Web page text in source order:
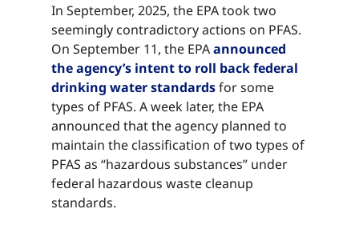
In September, 2025, the EPA took two
seemingly contradictory actions on PFAS.
On September 11, the EPA ​​​​‌ ‍ ​‍​‍‌‍ ‌ ​‍‌‍‍‌‌‍‌ ‌‍‍‌‌‍ ‍​‍​‍​ ‍‍​‍​‍‌ ​ ‌‍​‌‌‍ ‍‌‍‍‌‌ ‌​‌ ‍‌​‍ ‍‌‍‍‌‌‍ ​‍​‍​‍ ​​‍​‍‌‍‍​‌ ​‍‌‍‌‌‌‍‌‍​‍​‍​ ‍‍​‍​‍‌‍‍​‌ ‌​‌ ‌​‌ ​​‌ ​ ​ ‍‍​‍ ​‍ ‌‍​ ‌‍ ‌‌ ​ ​‍ ‍‌‍ ‌‌‍​‌‌‍‍‌‌‍ ‍​‍ ‍​ ​‍​ ​​​ ​‍​ ‌​‌ ​‍‌‍‌‌‌‍‌​‌‍‌‌‌ ​ ‌‍‍‌‌‍‌ ‌‍ ‍​‍ ‍‌ ​‍‌‍‍‌‌ ‌‍‌‍‌‌‌ ​‍‌‍‍ ‌‍‌‌‌‍‌‌‌ ​​‌‍‌‌‌ ​‍​‍ ‍‌‍ ‌ ​‍‌‍‌ ​‍ ‌‍‍‌‌‍ ‍‌ ‌​‌‍‌‌‌‍ ‍‌ ‌​​‍ ‌‍‌‌‌‍‌​‌‍‍‌‌ ‌​​‍ ‌‍ ‌‌‍ ‌‍‌​‌‍‌‌​ ‌‌ ​​‌ ​‍‌‍‌‌‌ ​ ‌‍‌‌‌‍ ‍‌ ‌​‌‍​‌‌ ‌​‌‍‍‌‌‍ ‌‍ ‍​ ‍ ‌‍‍‌‌‍‌​​ ‌‌‍​ ​ ​‍‌‍‌‍​ ​​​ ​‌‌‍​ ​ ‌ ​ ‌ ​‍ ‌‌‍​‍​ ‌​​ ​‌‌‍​‌​‍ ‌​ ‌​​ ‌​‌‍​‌​ ‌​​‍ ‌‌‍​‌​ ​​‌‍​‌‌‍‌‌​‍ ‌​ ‌‍​ ‌ ​ ‌‌‌‍​ ​ ‌​​ ‍​​ ‍‌​ ​‍​ ‌ ​ ​ ​ ​​​ ‌​​ ‍ ‌ ‌​‌ ‍‌‌ ​​‌‍‌‌​ ‌‌‍​‌‌ ​‍‌ ‌​‌‍‍‌‌‍​ ‌‍ ​‌‍‌‌​ ‍ ‌ ​​‌‍​‌‌ ‌​‌‍‍​​ ‌‌‍​ ‌‍ ‌‍ ‍‌ ‌​‌‍‌‌‌‍ ‍‌ ‌​​‍‌‌​ ‌‌‌​​‍‌‌ ‌‍‍ ‌‍‌‌‌ ‍‌​‍‌‌​ ​ ‌​‌​​‍‌‌​ ​ ‌​‌​​‍‌‌​ ​‍​ ​‍​ ​‍​ ​‌‌‍‌‌‌‍‌‌​ ​ ​ ‍‌​ ‌ ‌‍‌‌​ ‌ ​ ‍​‌‍‌‌​ ‌​​‍‌‌​ ​‍​ ​‍​‍‌‌​ ‌‌‌​‌​​‍ ‍‌‍​ ‌‍‍​‌‍‍‌‌‍ ​‌‍‌​‌ ​‍‌‍‌‌‌‍ ‍​‍‌‌​ ‌‌‌​​‍‌‌ ‌‍‍ ‌‍‌‌‌ ‍‌​‍‌‌​ ​ ‌​‌​​‍‌‌​ ​ ‌​‌​​‍‌‌​ ​‍​ ​‍‌‍‌‌‌‍‌‌​ ‍​‌‍‌‍​ ​‌​ ‍‌‌‍‌‍‌‍‌‌‌‍‌‌‌‍​ ‌‍‌​​ ​ ​‍‌‌​ ​‍​ ​‍​‍‌‌​ ‌‌‌​‌​​‍ ‍‌ ‌​‌‍‌‌‌ ‍​‌ ‌​​ ‌‍​‍‌‍​‌‌ ​ ‌‍‌‌‌‌‌‌‌ ​‍‌‍ ​​ ‌‌‍‍​‌ ‌​‌ ‌​‌ ​​‌ ​ ​‍‌‌​ ​ ‌​​‌​‍‌‌​ ​‍‌​‌‍​‍‌‌​ ​‍‌​‌‍‌‍​ ‌‍ ‌‌ ​ ​‍ ‍‌‍ ‌‌‍​‌‌‍‍‌‌‍ ‍​‍ ‍​ ​‍​ ​​​ ​‍​ ‌​‌ ​‍‌‍‌‌‌‍‌​‌‍‌‌‌ ​ ‌‍‍‌‌‍‌ ‌‍ ‍​‍ ‍‌ ​‍‌‍‍‌‌ ‌‍‌‍‌‌‌ ​‍‌‍‍ ‌‍‌‌‌‍‌‌‌ ​​‌‍‌‌‌ ​‍​‍ ‍‌‍ ‌ ​‍‌‍‌ ​‍‌‍‌‍‍‌‌‍‌​​ ‌‌‍​ ​ ​‍‌‍‌‍​ ​​​ ​‌‌‍​ ​ ‌ ​ ‌ ​‍ ‌‌‍​‍​ ‌​​ ​‌‌‍​‌​‍ ‌​ ‌​​ ‌​‌‍​‌​ ‌​​‍ ‌‌‍​‌​ ​​‌‍​‌‌‍‌‌​‍ ‌​ ‌‍​ ‌ ​ ‌‌‌‍​ ​ ‌​​ ‍​​ ‍‌​ ​‍​ ‌ ​ ​ ​ ​​​ ‌​​‍‌‍‌ ‌​‌ ‍‌‌ ​​‌‍‌‌​ ‌‌‍​‌‌ ​‍‌ ‌​‌‍‍‌‌‍​ ‌‍ ​‌‍‌‌​‍‌‍‌ ​​‌‍​‌‌ ‌​‌‍‍​​ ‌‌‍​ ‌‍ ‌‍ ‍‌ ‌​‌‍‌‌‌‍ ‍‌ ‌​​‍‌‌​ ‌‌‌​​‍‌‌ ‌‍‍ ‌‍‌‌‌ ‍‌​‍‌‌​ ​ ‌​‌​​‍‌‌​ ​ ‌​‌​​‍‌‌​ ​‍​ ​‍​ ​‍​ ​‌‌‍‌‌‌‍‌‌​ ​ ​ ‍‌​ ‌ ‌‍‌‌​ ‌ ​ ‍​‌‍‌‌​ ‌​​‍‌‌​ ​‍​ ​‍​‍‌‌​ ‌‌‌​‌​​‍ ‍‌‍​ ‌‍‍​‌‍‍‌‌‍ ​‌‍‌​‌ ​‍‌‍‌‌‌‍ ‍​‍‌‌​ ‌‌‌​​‍‌‌ ‌‍‍ ‌‍‌‌‌ ‍‌​‍‌‌​ ​ ‌​‌​​‍‌‌​ ​ ‌​‌​​‍‌‌​ ​‍​ ​‍‌‍‌‌‌‍‌‌​ ‍​‌‍‌‍​ ​‌​ ‍‌‌‍‌‍‌‍‌‌‌‍‌‌‌‍​ ‌‍‌​​ ​ ​‍‌‌​ ​‍​ ​‍​‍‌‌​ ‌‌‌​‌​​‍ ‍‌ ‌​‌‍‌‌‌ ‍​‌ ‌​​‍‌‍‌ ​​‌‍‌‌‌ ​‍‌ ​ ‌ ​​‌‍‌‌‌‍​ ‌ ‌​‌‍‍‌‌ ‌‍‌‍‌‌​ ‌‌ ​​‌ ‌‌‌‍​‍‌‍ ​‌‍‍‌‌ ​ ‌‍‍​‌‍‌‌‌‍‌​​‍​‍‌ ‌announced
the agency’s intent to roll back federal
drinking water standards​​​​‌ ‍ ​‍​‍‌‍ ‌ ​‍‌‍‍‌‌‍‌ ‌‍‍‌‌‍ ‍​‍​‍​ ‍‍​‍​‍‌ ​ ‌‍​‌‌‍ ‍‌‍‍‌‌ ‌​‌ ‍‌​‍ ‍‌‍‍‌‌‍ ​‍​‍​‍ ​​‍​‍‌‍‍​‌ ​‍‌‍‌‌‌‍‌‍​‍​‍​ ‍‍​‍​‍‌‍‍​‌ ‌​‌ ‌​‌ ​​‌ ​ ​ ‍‍​‍ ​‍ ‌‍​ ‌‍ ‌‌ ​ ​‍ ‍‌‍ ‌‌‍​‌‌‍‍‌‌‍ ‍​‍ ‍​ ​‍​ ​​​ ​‍​ ‌​‌ ​‍‌‍‌‌‌‍‌​‌‍‌‌‌ ​ ‌‍‍‌‌‍‌ ‌‍ ‍​‍ ‍‌ ​‍‌‍‍‌‌ ‌‍‌‍‌‌‌ ​‍‌‍‍ ‌‍‌‌‌‍‌‌‌ ​​‌‍‌‌‌ ​‍​‍ ‍‌‍ ‌ ​‍‌‍‌ ​‍ ‌‍‍‌‌‍ ‍‌ ‌​‌‍‌‌‌‍ ‍‌ ‌​​‍ ‌‍‌‌‌‍‌​‌‍‍‌‌ ‌​​‍ ‌‍ ‌‌‍ ‌‍‌​‌‍‌‌​ ‌‌ ​​‌ ​‍‌‍‌‌‌ ​ ‌‍‌‌‌‍ ‍‌ ‌​‌‍​‌‌ ‌​‌‍‍‌‌‍ ‌‍ ‍​ ‍ ‌‍‍‌‌‍‌​​ ‌‌‍​ ​ ​‍‌‍‌‍​ ​​​ ​‌‌‍​ ​ ‌ ​ ‌ ​‍ ‌‌‍​‍​ ‌​​ ​‌‌‍​‌​‍ ‌​ ‌​​ ‌​‌‍​‌​ ‌​​‍ ‌‌‍​‌​ ​​‌‍​‌‌‍‌‌​‍ ‌​ ‌‍​ ‌ ​ ‌‌‌‍​ ​ ‌​​ ‍​​ ‍‌​ ​‍​ ‌ ​ ​ ​ ​​​ ‌​​ ‍ ‌ ‌​‌ ‍‌‌ ​​‌‍‌‌​ ‌‌‍​‌‌ ​‍‌ ‌​‌‍‍‌‌‍​ ‌‍ ​‌‍‌‌​ ‍ ‌ ​​‌‍​‌‌ ‌​‌‍‍​​ ‌‌‍​ ‌‍ ‌‍ ‍‌ ‌​‌‍‌‌‌‍ ‍‌ ‌​​‍‌‌​ ‌‌‌​​‍‌‌ ‌‍‍ ‌‍‌‌‌ ‍‌​‍‌‌​ ​ ‌​‌​​‍‌‌​ ​ ‌​‌​​‍‌‌​ ​‍​ ​‍​ ​‍​ ​‌‌‍‌‌‌‍‌‌​ ​ ​ ‍‌​ ‌ ‌‍‌‌​ ‌ ​ ‍​‌‍‌‌​ ‌​​‍‌‌​ ​‍​ ​‍​‍‌‌​ ‌‌‌​‌​​‍ ‍‌‍​ ‌‍‍​‌‍‍‌‌‍ ​‌‍‌​‌ ​‍‌‍‌‌‌‍ ‍​‍‌‌​ ‌‌‌​​‍‌‌ ‌‍‍ ‌‍‌‌‌ ‍‌​‍‌‌​ ​ ‌​‌​​‍‌‌​ ​ ‌​‌​​‍‌‌​ ​‍​ ​‍​ ‌‍​ ‌​‌‍‌​​ ​‍​ ‍‌​ ‌ ​ ​ ​ ‍‌​ ‌‌​ ‌ ​ ‍​​ ‍​​‍‌‌​ ​‍​ ​‍​‍‌‌​ ‌‌‌​‌​​‍ ‍‌ ‌​‌‍‌‌‌ ‍​‌ ‌​​ ‌‍​‍‌‍​‌‌ ​ ‌‍‌‌‌‌‌‌‌ ​‍‌‍ ​​ ‌‌‍‍​‌ ‌​‌ ‌​‌ ​​‌ ​ ​‍‌‌​ ​ ‌​​‌​‍‌‌​ ​‍‌​‌‍​‍‌‌​ ​‍‌​‌‍‌‍​ ‌‍ ‌‌ ​ ​‍ ‍‌‍ ‌‌‍​‌‌‍‍‌‌‍ ‍​‍ ‍​ ​‍​ ​​​ ​‍​ ‌​‌ ​‍‌‍‌‌‌‍‌​‌‍‌‌‌ ​ ‌‍‍‌‌‍‌ ‌‍ ‍​‍ ‍‌ ​‍‌‍‍‌‌ ‌‍‌‍‌‌‌ ​‍‌‍‍ ‌‍‌‌‌‍‌‌‌ ​​‌‍‌‌‌ ​‍​‍ ‍‌‍ ‌ ​‍‌‍‌ ​‍‌‍‌‍‍‌‌‍‌​​ ‌‌‍​ ​ ​‍‌‍‌‍​ ​​​ ​‌‌‍​ ​ ‌ ​ ‌ ​‍ ‌‌‍​‍​ ‌​​ ​‌‌‍​‌​‍ ‌​ ‌​​ ‌​‌‍​‌​ ‌​​‍ ‌‌‍​‌​ ​​‌‍​‌‌‍‌‌​‍ ‌​ ‌‍​ ‌ ​ ‌‌‌‍​ ​ ‌​​ ‍​​ ‍‌​ ​‍​ ‌ ​ ​ ​ ​​​ ‌​​‍‌‍‌ ‌​‌ ‍‌‌ ​​‌‍‌‌​ ‌‌‍​‌‌ ​‍‌ ‌​‌‍‍‌‌‍​ ‌‍ ​‌‍‌‌​‍‌‍‌ ​​‌‍​‌‌ ‌​‌‍‍​​ ‌‌‍​ ‌‍ ‌‍ ‍‌ ‌​‌‍‌‌‌‍ ‍‌ ‌​​‍‌‌​ ‌‌‌​​‍‌‌ ‌‍‍ ‌‍‌‌‌ ‍‌​‍‌‌​ ​ ‌​‌​​‍‌‌​ ​ ‌​‌​​‍‌‌​ ​‍​ ​‍​ ​‍​ ​‌‌‍‌‌‌‍‌‌​ ​ ​ ‍‌​ ‌ ‌‍‌‌​ ‌ ​ ‍​‌‍‌‌​ ‌​​‍‌‌​ ​‍​ ​‍​‍‌‌​ ‌‌‌​‌​​‍ ‍‌‍​ ‌‍‍​‌‍‍‌‌‍ ​‌‍‌​‌ ​‍‌‍‌‌‌‍ ‍​‍‌‌​ ‌‌‌​​‍‌‌ ‌‍‍ ‌‍‌‌‌ ‍‌​‍‌‌​ ​ ‌​‌​​‍‌‌​ ​ ‌​‌​​‍‌‌​ ​‍​ ​‍​ ‌‍​ ‌​‌‍‌​​ ​‍​ ‍‌​ ‌ ​ ​ ​ ‍‌​ ‌‌​ ‌ ​ ‍​​ ‍​​‍‌‌​ ​‍​ ​‍​‍‌‌​ ‌‌‌​‌​​‍ ‍‌ ‌​‌‍‌‌‌ ‍​‌ ‌​​‍‌‍‌ ​​‌‍‌‌‌ ​‍‌ ​ ‌ ​​‌‍‌‌‌‍​ ‌ ‌​‌‍‍‌‌ ‌‍‌‍‌‌​ ‌‌ ​​‌ ‌‌‌‍​‍‌‍ ​‌‍‍‌‌ ​ ‌‍‍​‌‍‌‌‌‍‌​​‍​‍‌ ‌for some
types of PFAS. A week later, the EPA
announced that the agency planned to
maintain the classification of two types of
PFAS as “hazardous substances” under
federal hazardous waste cleanup
standards.​​​​‌ ‍ ​‍​‍‌‍ ‌ ​‍‌‍‍‌‌‍‌ ‌‍‍‌‌‍ ‍​‍​‍​ ‍‍​‍​‍‌ ​ ‌‍​‌‌‍ ‍‌‍‍‌‌ ‌​‌ ‍‌​‍ ‍‌‍‍‌‌‍ ​‍​‍​‍ ​​‍​‍‌‍‍​‌ ​‍‌‍‌‌‌‍‌‍​‍​‍​ ‍‍​‍​‍‌‍‍​‌ ‌​‌ ‌​‌ ​​‌ ​ ​ ‍‍​‍ ​‍ ‌‍​ ‌‍ ‌‌ ​ ​‍ ‍‌‍ ‌‌‍​‌‌‍‍‌‌‍ ‍​‍ ‍​ ​‍​ ​​​ ​‍​ ‌​‌ ​‍‌‍‌‌‌‍‌​‌‍‌‌‌ ​ ‌‍‍‌‌‍‌ ‌‍ ‍​‍ ‍‌ ​‍‌‍‍‌‌ ‌‍‌‍‌‌‌ ​‍‌‍‍ ‌‍‌‌‌‍‌‌‌ ​​‌‍‌‌‌ ​‍​‍ ‍‌‍ ‌ ​‍‌‍‌ ​‍ ‌‍‍‌‌‍ ‍‌ ‌​‌‍‌‌‌‍ ‍‌ ‌​​‍ ‌‍‌‌‌‍‌​‌‍‍‌‌ ‌​​‍ ‌‍ ‌‌‍ ‌‍‌​‌‍‌‌​ ‌‌ ​​‌ ​‍‌‍‌‌‌ ​ ‌‍‌‌‌‍ ‍‌ ‌​‌‍​‌‌ ‌​‌‍‍‌‌‍ ‌‍ ‍​ ‍ ‌‍‍‌‌‍‌​​ ‌‌‍​ ​ ​‍‌‍‌‍​ ​​​ ​‌‌‍​ ​ ‌ ​ ‌ ​‍ ‌‌‍​‍​ ‌​​ ​‌‌‍​‌​‍ ‌​ ‌​​ ‌​‌‍​‌​ ‌​​‍ ‌‌‍​‌​ ​​‌‍​‌‌‍‌‌​‍ ‌​ ‌‍​ ‌ ​ ‌‌‌‍​ ​ ‌​​ ‍​​ ‍‌​ ​‍​ ‌ ​ ​ ​ ​​​ ‌​​ ‍ ‌ ‌​‌ ‍‌‌ ​​‌‍‌‌​ ‌‌‍​‌‌ ​‍‌ ‌​‌‍‍‌‌‍​ ‌‍ ​‌‍‌‌​ ‍ ‌ ​​‌‍​‌‌ ‌​‌‍‍​​ ‌‌‍​ ‌‍ ‌‍ ‍‌ ‌​‌‍‌‌‌‍ ‍‌ ‌​​‍‌‌​ ‌‌‌​​‍‌‌ ‌‍‍ ‌‍‌‌‌ ‍‌​‍‌‌​ ​ ‌​‌​​‍‌‌​ ​ ‌​‌​​‍‌‌​ ​‍​ ​‍​ ​‍​ ​‌‌‍‌‌‌‍‌‌​ ​ ​ ‍‌​ ‌ ‌‍‌‌​ ‌ ​ ‍​‌‍‌‌​ ‌​​‍‌‌​ ​‍​ ​‍​‍‌‌​ ‌‌‌​‌​​‍ ‍‌‍​ ‌‍‍​‌‍‍‌‌‍ ​‌‍‌​‌ ​‍‌‍‌‌‌‍ ‍​‍‌‌​ ‌‌‌​​‍‌‌ ‌‍‍ ‌‍‌‌‌ ‍‌​‍‌‌​ ​ ‌​‌​​‍‌‌​ ​ ‌​‌​​‍‌‌​ ​‍​ ​‍‌‍‌‌‌‍​ ​ ‌‍​ ‌‌‌‍‌‍‌‍‌​​ ‌‍​ ​‌‌‍​‌​ ​‌‌‍​‍‌‍​‍​‍‌‌​ ​‍​ ​‍​‍‌‌​ ‌‌‌​‌​​‍ ‍‌ ‌​‌‍‌‌‌ ‍​‌ ‌​​ ‌‍​‍‌‍​‌‌ ​ ‌‍‌‌‌‌‌‌‌ ​‍‌‍ ​​ ‌‌‍‍​‌ ‌​‌ ‌​‌ ​​‌ ​ ​‍‌‌​ ​ ‌​​‌​‍‌‌​ ​‍‌​‌‍​‍‌‌​ ​‍‌​‌‍‌‍​ ‌‍ ‌‌ ​ ​‍ ‍‌‍ ‌‌‍​‌‌‍‍‌‌‍ ‍​‍ ‍​ ​‍​ ​​​ ​‍​ ‌​‌ ​‍‌‍‌‌‌‍‌​‌‍‌‌‌ ​ ‌‍‍‌‌‍‌ ‌‍ ‍​‍ ‍‌ ​‍‌‍‍‌‌ ‌‍‌‍‌‌‌ ​‍‌‍‍ ‌‍‌‌‌‍‌‌‌ ​​‌‍‌‌‌ ​‍​‍ ‍‌‍ ‌ ​‍‌‍‌ ​‍‌‍‌‍‍‌‌‍‌​​ ‌‌‍​ ​ ​‍‌‍‌‍​ ​​​ ​‌‌‍​ ​ ‌ ​ ‌ ​‍ ‌‌‍​‍​ ‌​​ ​‌‌‍​‌​‍ ‌​ ‌​​ ‌​‌‍​‌​ ‌​​‍ ‌‌‍​‌​ ​​‌‍​‌‌‍‌‌​‍ ‌​ ‌‍​ ‌ ​ ‌‌‌‍​ ​ ‌​​ ‍​​ ‍‌​ ​‍​ ‌ ​ ​ ​ ​​​ ‌​​‍‌‍‌ ‌​‌ ‍‌‌ ​​‌‍‌‌​ ‌‌‍​‌‌ ​‍‌ ‌​‌‍‍‌‌‍​ ‌‍ ​‌‍‌‌​‍‌‍‌ ​​‌‍​‌‌ ‌​‌‍‍​​ ‌‌‍​ ‌‍ ‌‍ ‍‌ ‌​‌‍‌‌‌‍ ‍‌ ‌​​‍‌‌​ ‌‌‌​​‍‌‌ ‌‍‍ ‌‍‌‌‌ ‍‌​‍‌‌​ ​ ‌​‌​​‍‌‌​ ​ ‌​‌​​‍‌‌​ ​‍​ ​‍​ ​‍​ ​‌‌‍‌‌‌‍‌‌​ ​ ​ ‍‌​ ‌ ‌‍‌‌​ ‌ ​ ‍​‌‍‌‌​ ‌​​‍‌‌​ ​‍​ ​‍​‍‌‌​ ‌‌‌​‌​​‍ ‍‌‍​ ‌‍‍​‌‍‍‌‌‍ ​‌‍‌​‌ ​‍‌‍‌‌‌‍ ‍​‍‌‌​ ‌‌‌​​‍‌‌ ‌‍‍ ‌‍‌‌‌ ‍‌​‍‌‌​ ​ ‌​‌​​‍‌‌​ ​ ‌​‌​​‍‌‌​ ​‍​ ​‍‌‍‌‌‌‍​ ​ ‌‍​ ‌‌‌‍‌‍‌‍‌​​ ‌‍​ ​‌‌‍​‌​ ​‌‌‍​‍‌‍​‍​‍‌‌​ ​‍​ ​‍​‍‌‌​ ‌‌‌​‌​​‍ ‍‌ ‌​‌‍‌‌‌ ‍​‌ ‌​​‍‌‍‌ ​​‌‍‌‌‌ ​‍‌ ​ ‌ ​​‌‍‌‌‌‍​ ‌ ‌​‌‍‍‌‌ ‌‍‌‍‌‌​ ‌‌ ​​‌ ‌‌‌‍​‍‌‍ ​‌‍‍‌‌ ​ ‌‍‍​‌‍‌‌‌‍‌​​‍​‍‌ ‌